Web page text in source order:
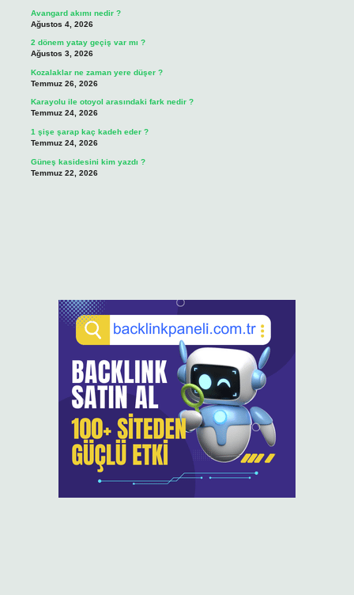
Avangard akımı nedir ?
Ağustos 4, 2026
2 dönem yatay geçiş var mı ?
Ağustos 3, 2026
Kozalaklar ne zaman yere düşer ?
Temmuz 26, 2026
Karayolu ile otoyol arasındaki fark nedir ?
Temmuz 24, 2026
1 şişe şarap kaç kadeh eder ?
Temmuz 24, 2026
Güneş kasidesini kim yazdı ?
Temmuz 22, 2026